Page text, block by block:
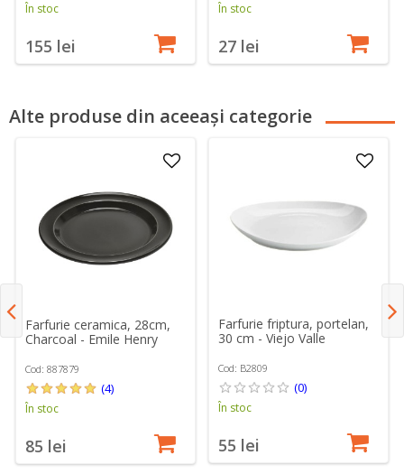
În stoc
155 lei
În stoc
27 lei
Alte produse din aceeași categorie
Farfurie ceramica, 28cm,
Charcoal - Emile Henry
Cod: 887879
(4)
În stoc
85 lei
Farfurie friptura, portelan,
30 cm - Viejo Valle
Cod: B2809
(0)
În stoc
55 lei